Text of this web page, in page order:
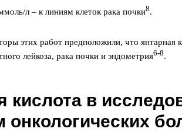
л – к линиям клеток рака почки8.
этих работ предположили, что
лейкоза, рака почки и эндометрия6-8.
кислота в
онкологических